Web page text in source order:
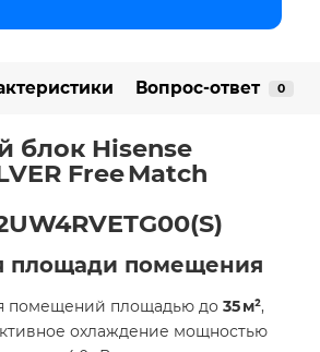
Вопрос-ответ 0
блок Hisense
Free Match
площади помещения
помещений площадью до 35 м²,
охлаждение мощностью